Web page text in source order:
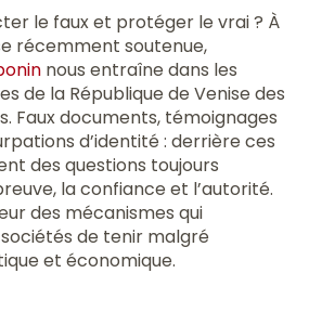
le faux et protéger le vrai ? À
récemment soutenue,
nous entraîne dans les
de la République de Venise des
Faux documents, témoignages
d’identité : derrière ces
des questions toujours
la confiance et l’autorité.
des mécanismes qui
de tenir malgré
et économique.